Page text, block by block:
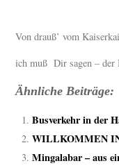
Von drauß’ vom
ich muß Dir sagen – der
Ähnliche Beiträge:
Busverkehr in der
WILLKOMMEN
Mingalabar – aus